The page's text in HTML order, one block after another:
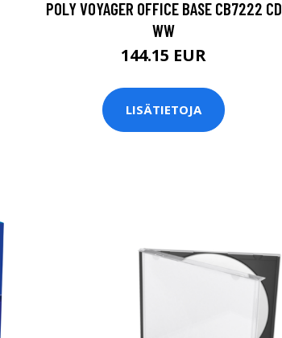
POLY VOYAGER OFFICE BASE CB7222 CD
WW
144.15 EUR
LISÄTIETOJA